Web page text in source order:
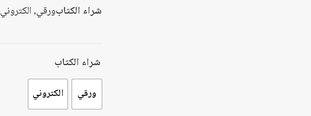
شراء الكتابورقي, الكتروني
شراء الكتاب
ورقي الكتروني